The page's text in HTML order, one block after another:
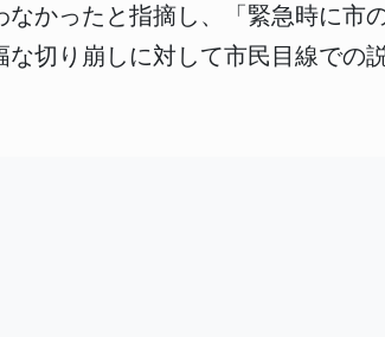
かったと指摘し、「緊急時に市
切り崩しに対して市民目線での